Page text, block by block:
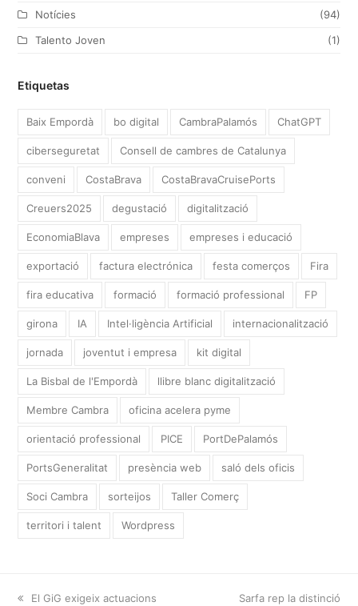
Notícies
(94)
Talento Joven
(1)
Etiquetas
Baix Empordà bo digital CambraPalamós ChatGPT
ciberseguretat Consell de cambres de Catalunya
conveni CostaBrava CostaBravaCruisePorts
Creuers2025 degustació digitalització
EconomiaBlava empreses empreses i educació
exportació factura electrónica festa comerços Fira
fira educativa formació formació professional FP
girona IA Intel·ligència Artificial internacionalització
jornada joventut i empresa kit digital
La Bisbal de l'Empordà llibre blanc digitalització
Membre Cambra oficina acelera pyme
orientació professional PICE PortDePalamós
PortsGeneralitat presència web saló dels oficis
Soci Cambra sorteijos Taller Comerç
territori i talent Wordpress
previous
El GiG exigeix actuacions
next
Sarfa rep la distinció